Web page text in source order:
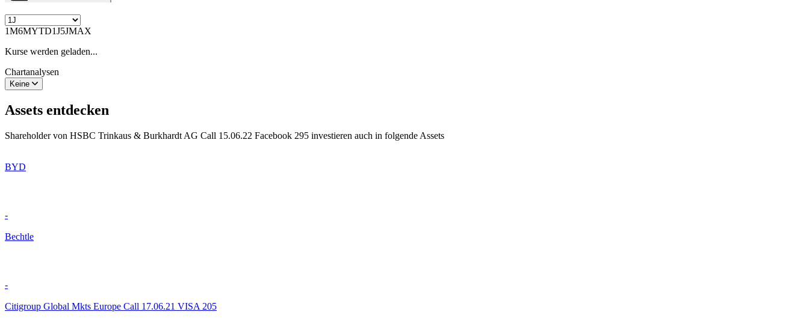
1M6MYTD1J5JMAX
Kurse werden geladen...
Chartanalysen
Keine
Assets entdecken
Shareholder von HSBC Trinkaus & Burkhardt AG Call 15.06.22 Facebook 295 investieren auch in folgende Assets
BYD
-
Bechtle
-
Citigroup Global Mkts Europe Call 17.06.21 VISA 205